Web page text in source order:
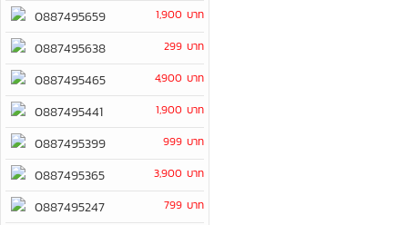
0887495659 1,900 บาท
0887495638 299 บาท
0887495465 4,900 บาท
0887495441 1,900 บาท
0887495399 999 บาท
0887495365 3,900 บาท
0887495247 799 บาท